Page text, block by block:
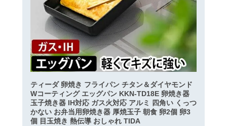
ティーダ 卵焼き フライパン チタン＆ダイヤモンド
Wコーティング エッグパン KKN-TD18E 卵焼き器
玉子焼き器 IH対応 ガス火対応 アルミ 四角い くっつ
かない お弁当用卵焼き器 厚焼玉子 朝食 卵2個 卵3
個 目玉焼き 熱伝導 おしゃれ TIDA